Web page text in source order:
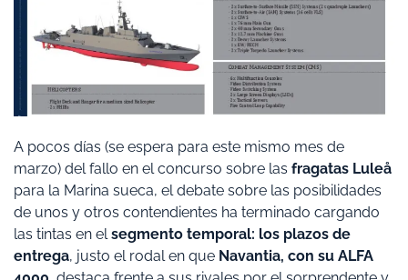
A pocos días (se espera para este mismo mes de
marzo) del fallo en el concurso sobre las fragatas Luleå
para la Marina sueca, el debate sobre las posibilidades
de unos y otros contendientes ha terminado cargando
las tintas en el segmento temporal: los plazos de
entrega, justo el rodal en que Navantia, con su ALFA